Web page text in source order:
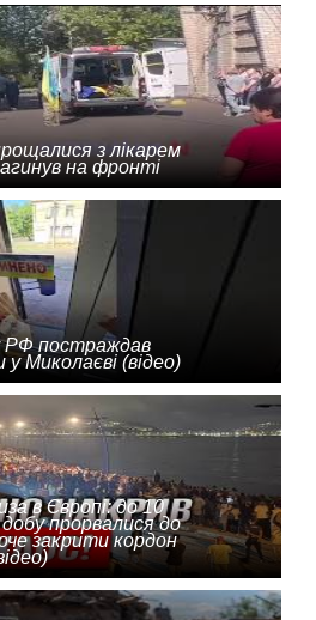
з лікарем
на фронті
РФ постраждав
у Миколаєві (відео)
в Європі: до 10
прорвалися до
закрити кордон